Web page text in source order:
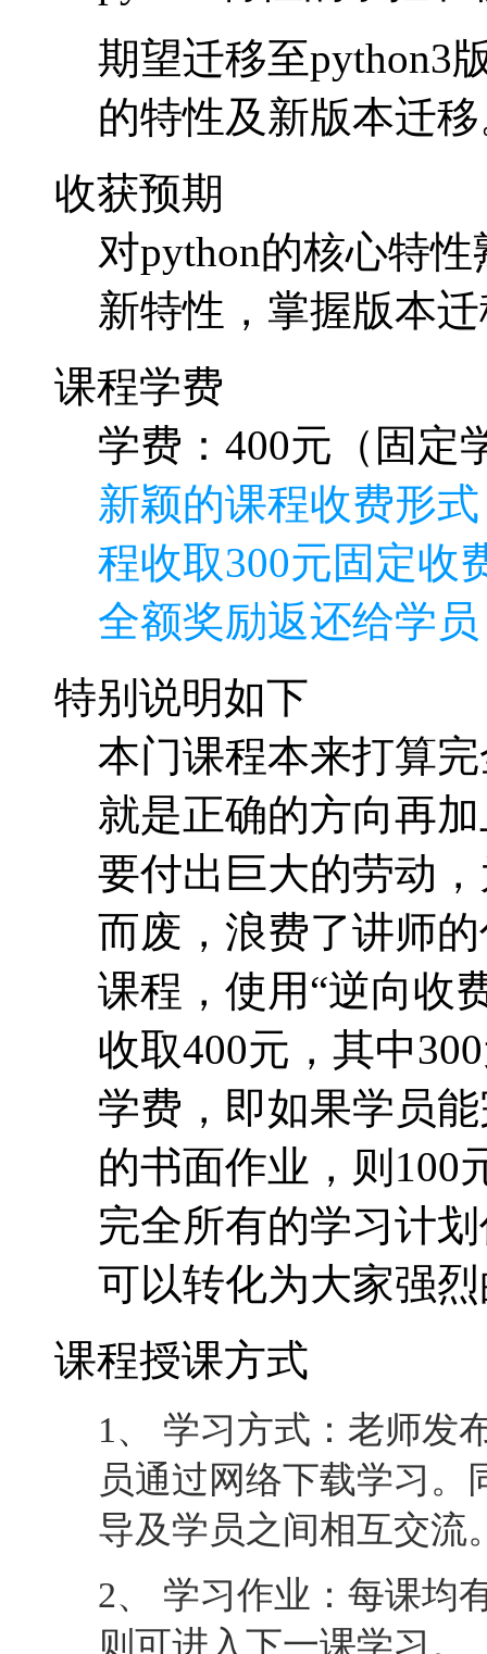
期望迁移至python3
的特性及新版本迁
收获预期
对python的核心特
新特性，掌握版本
课程学费
学费：400元（固定
新颖的课程收费形
程收取300元固定收
全额奖励返还给学
特别说明如下
本门课程本来打算
就是正确的方向再
要付出巨大的劳动
而废，浪费了讲师
课程，使用“逆向收
收取400元，其中
学费，即如果学员
的书面作业，则100
完全所有的学习计
可以转化为大家强
课程授课方式
1、 学习方式：老师发
员通过网络下载学习
导及学员之间相互交流
2、 学习作业：每课均
则可进入下一课学习。